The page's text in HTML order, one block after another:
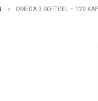
OMEGA 3 SOFTGEL – 120